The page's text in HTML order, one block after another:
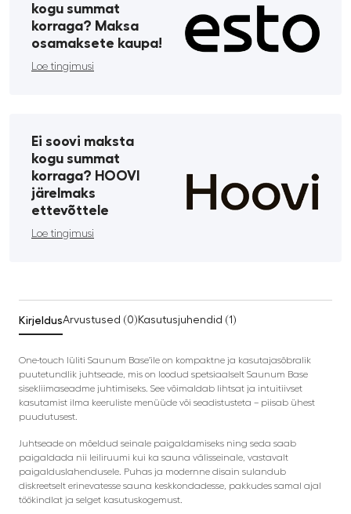
kogu summat
korraga? Maksa
osamaksete kaupa!
Loe tingimusi
Ei soovi maksta
kogu summat
korraga? HOOVI
järelmaks
ettevõttele
Loe tingimusi
KirjeldusArvustused (0) Kasutusjuhendid (1)
One-touch lüliti Saunum Base’ile on kompaktne ja kasutajasõbralik
puutetundlik juhtseade, mis on loodud spetsiaalselt Saunum Base
sisekliimaseadme juhtimiseks. See võimaldab lihtsat ja intuitiivset
kasutamist ilma keeruliste menüüde või seadistusteta – piisab ühest
puudutusest.
Juhtseade on mõeldud seinale paigaldamiseks ning seda saab
paigaldada nii leiliruumi kui ka sauna välisseinale, vastavalt
paigalduslahendusele. Puhas ja modernne disain sulandub
diskreetselt erinevatesse sauna keskkondadesse, pakkudes samal ajal
töökindlat ja selget kasutuskogemust.